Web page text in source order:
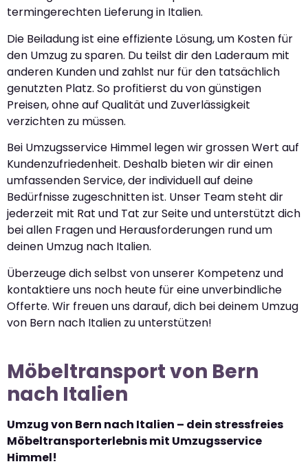
termingerechten Lieferung in Italien.
Die Beiladung ist eine effiziente Lösung, um Kosten für
den Umzug zu sparen. Du teilst dir den Laderaum mit
anderen Kunden und zahlst nur für den tatsächlich
genutzten Platz. So profitierst du von günstigen
Preisen, ohne auf Qualität und Zuverlässigkeit
verzichten zu müssen.
Bei Umzugsservice Himmel legen wir grossen Wert auf
Kundenzufriedenheit. Deshalb bieten wir dir einen
umfassenden Service, der individuell auf deine
Bedürfnisse zugeschnitten ist. Unser Team steht dir
jederzeit mit Rat und Tat zur Seite und unterstützt dich
bei allen Fragen und Herausforderungen rund um
deinen Umzug nach Italien.
Überzeuge dich selbst von unserer Kompetenz und
kontaktiere uns noch heute für eine unverbindliche
Offerte. Wir freuen uns darauf, dich bei deinem Umzug
von Bern nach Italien zu unterstützen!
Möbeltransport von Bern
nach Italien
Umzug von Bern nach Italien – dein stressfreies
Möbeltransporterlebnis mit Umzugsservice
Himmel!